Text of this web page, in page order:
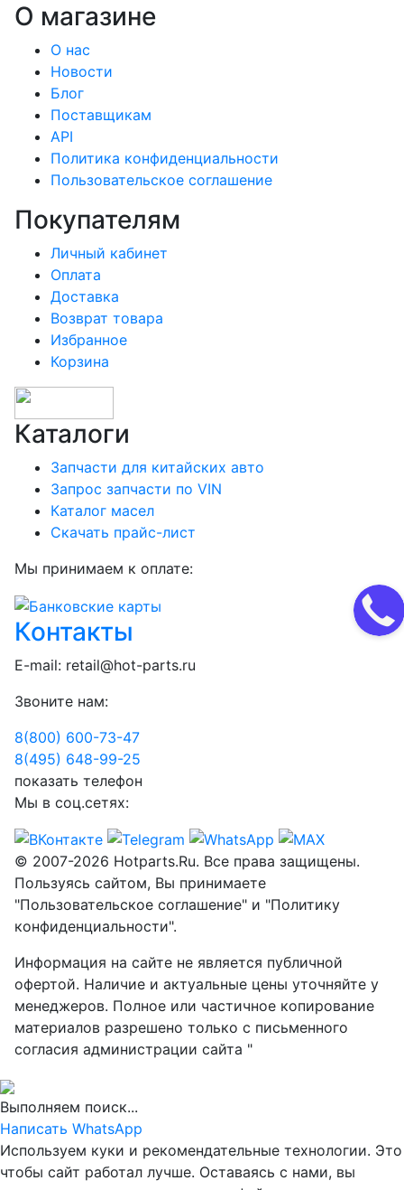
О магазине
О нас
Новости
Блог
Поставщикам
API
Политика конфиденциальности
Пользовательское соглашение
Покупателям
Личный кабинет
Оплата
Доставка
Возврат товара
Избранное
Корзина
Каталоги
Запчасти для китайских авто
Запрос запчасти по VIN
Каталог масел
Скачать прайс-лист
Мы принимаем к оплате:
Контакты
E-mail: retail@hot-parts.ru
Звоните нам:
8(800) 600-73-47
8(495) 648-99-25
показать телефон
Мы в соц.сетях:
© 2007-2026 Hotparts.Ru. Все права защищены.
Пользуясь сайтом, Вы принимаете
"Пользовательское соглашение" и "Политику
конфиденциальности".
Информация на сайте не является публичной
офертой. Наличие и актуальные цены уточняйте у
менеджеров. Полное или частичное копирование
материалов разрешено только с письменного
согласия администрации сайта "
Выполняем поиск...
Написать WhatsApp
Используем куки и рекомендательные технологии. Это
чтобы сайт работал лучше. Оставаясь с нами, вы